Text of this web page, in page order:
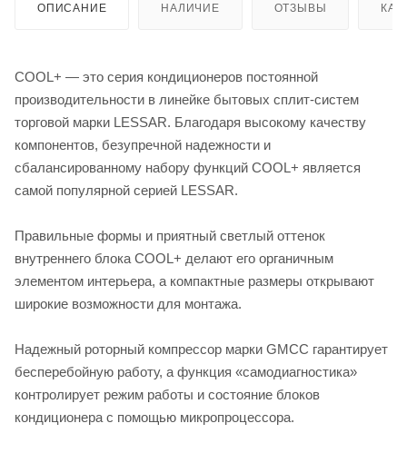
ОПИСАНИЕ НАЛИЧИЕ ОТЗЫВЫ
COOL+ — это серия кондиционеров постоянной
производительности в линейке бытовых сплит-систем
торговой марки LESSAR. Благодаря высокому качеству
компонентов, безупречной надежности и
сбалансированному набору функций COOL+ является
самой популярной серией LESSAR.
Правильные формы и приятный светлый оттенок
внутреннего блока COOL+ делают его органичным
элементом интерьера, а компактные размеры открывают
широкие возможности для монтажа.
Надежный роторный компрессор марки GMCC гарантирует
бесперебойную работу, а функция «самодиагностика»
контролирует режим работы и состояние блоков
кондиционера с помощью микропроцессора.